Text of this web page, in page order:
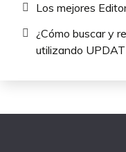
Los mejores
¿Cómo buscar y
utilizando